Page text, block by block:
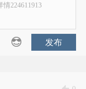
224611913
发布